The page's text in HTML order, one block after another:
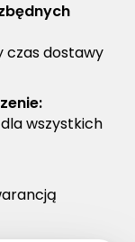
czas dostawy
wszystkich